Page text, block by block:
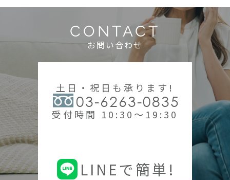
CONTACT
お問い合わせ
土日・祝日も承ります!
03-6263-0835
受付時間 10:30～19:30
LINEで簡単!